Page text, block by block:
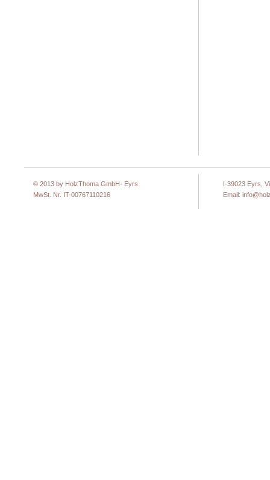
© 2013 by HolzThoma GmbH- Eyrs
MwSt. Nr. IT-00767110216
I-39023 Eyrs,
Email: